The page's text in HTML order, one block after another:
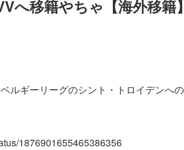
へ移籍やちゃ【海外移籍】
ルギーリーグのシント・トロイデンへ
1876901655465386356